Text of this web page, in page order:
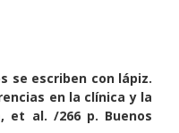
se escriben con lápiz.
en la clínica y la
et al. /266 p. Buenos